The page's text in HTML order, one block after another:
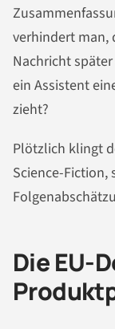
verhindert man,
Nachricht
ein Assistent
zieht?
Plötzlich klingt
Science-Fiction,
Die EU-